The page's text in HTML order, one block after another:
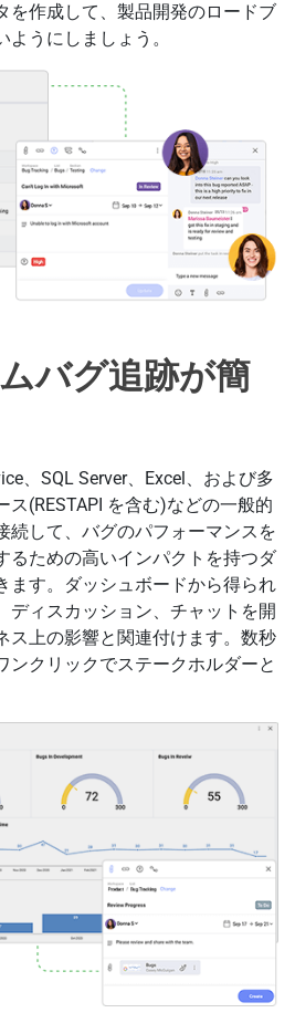
を作成して、製品開発のロードブ
うにしましょう。
バグ追跡が簡
、SQL Server、Excel、および多
ス(RESTAPI を含む)などの一般的
続して、バグのパフォーマンスを
るための高いインパクトを持つダ
ます。ダッシュボードから得られ
ディスカッション、チャットを開
ス上の影響と関連付けます。数秒
ンクリックでステークホルダーと